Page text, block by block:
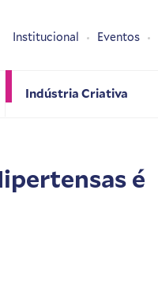
Indústria Criativa
Institucional Eventos
é